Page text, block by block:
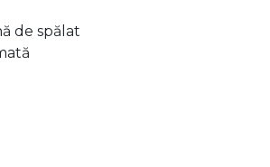
de spălat